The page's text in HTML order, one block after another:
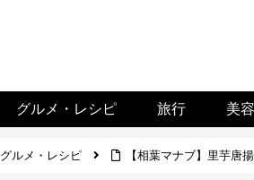
グルメ・レシピ 旅行 美容
グルメ・レシピ 【相葉マナブ】里芋唐